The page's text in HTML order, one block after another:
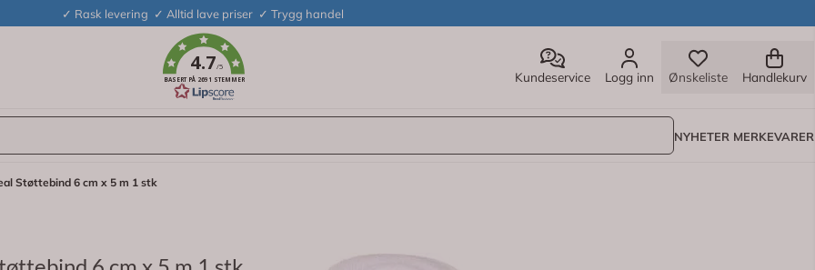
✓ Rask levering ✓ Alltid lave priser ✓ Trygg handel
4.7/5
BASERT PÅ 2691 STEMMER Kundeservice Logg inn Ønskeliste Handlekurv
NYHETER MERKEVARER
Støttebind 6 cm x 5 m 1 stk